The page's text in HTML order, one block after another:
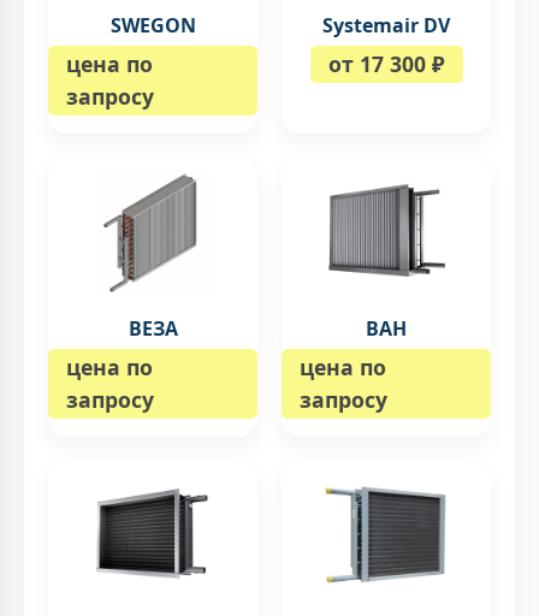
SWEGON
цена по
запросу
Systemair DV
от 17 300 ₽
ВЕЗА
цена по
запросу
ВAH
цена по
запросу